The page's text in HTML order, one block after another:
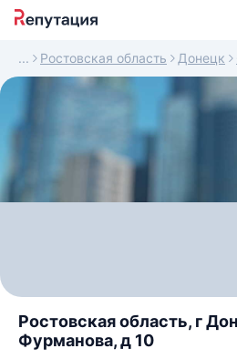
Ростовская область Донецк
Ростовская область, г
Фурманова, д 10